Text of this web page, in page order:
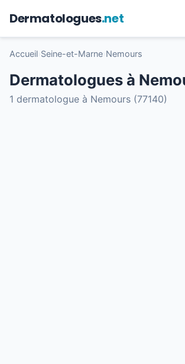
Dermatologues.net
Accueil Seine-et-Marne Nemours
Dermatologues à
1 dermatologue à Nemours (77140)